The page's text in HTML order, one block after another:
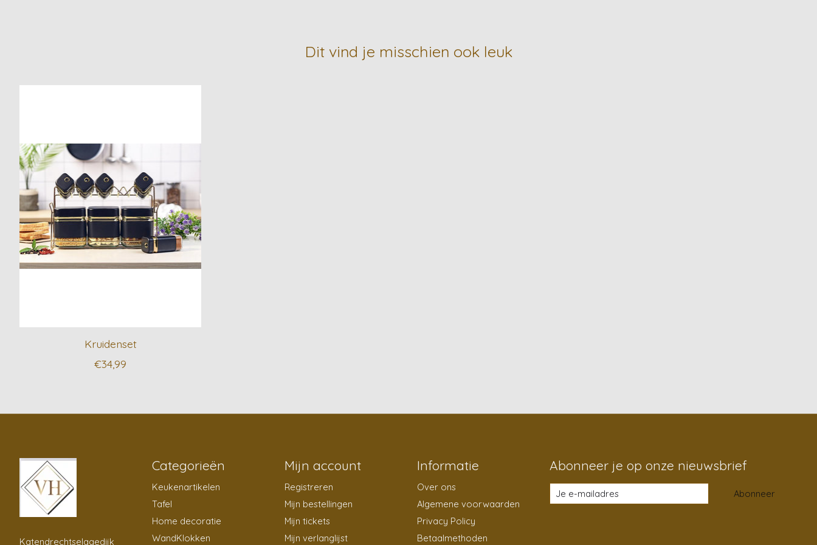
Dit vind je misschien ook leuk
Kruidenset
€34,99
Katendrechtselagedijk
Categorieën
Keukenartikelen
Tafel
Home decoratie
WandKlokken
Mijn account
Registreren
Mijn bestellingen
Mijn tickets
Mijn verlanglijst
Informatie
Over ons
Algemene voorwaarden
Privacy Policy
Betaalmethoden
Abonneer je op onze nieuwsbrief
Abonneer